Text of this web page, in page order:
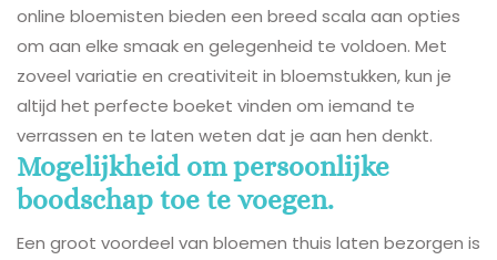
online bloemisten bieden een breed scala aan opties
om aan elke smaak en gelegenheid te voldoen. Met
zoveel variatie en creativiteit in bloemstukken, kun je
altijd het perfecte boeket vinden om iemand te
verrassen en te laten weten dat je aan hen denkt.
Mogelijkheid om persoonlijke
boodschap toe te voegen.
Een groot voordeel van bloemen thuis laten bezorgen is